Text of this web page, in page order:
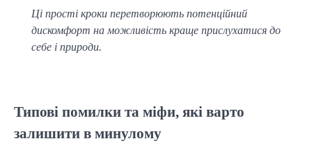
Ці прості кроки перетворюють потенційний
дискомфорт на можливість краще прислухатися до
себе і природи.
Типові помилки та міфи, які варто
залишити в минулому